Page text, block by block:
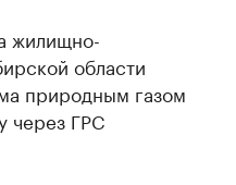
жилищно-
области
природным газом
через ГРС